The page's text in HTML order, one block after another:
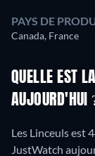
PAYS DE
Canada, France
QUELLE EST
AUJOURD'HUI
Les Linceuls est
JustWatch